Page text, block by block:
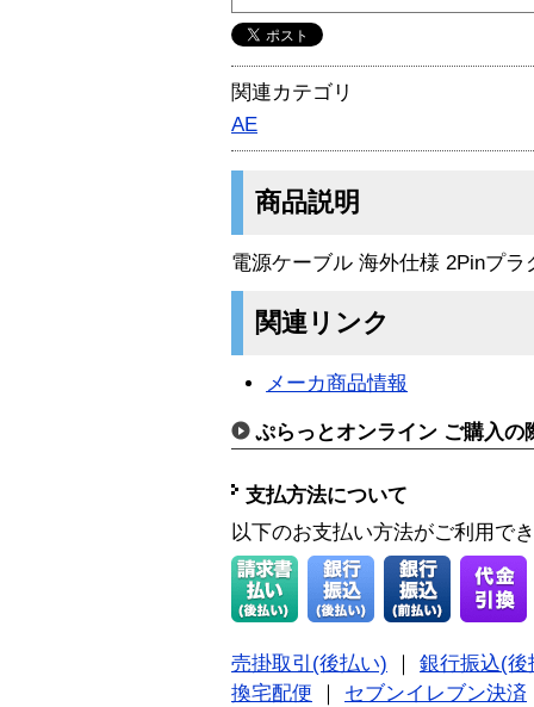
関連カテゴリ
AE
商品説明
電源ケーブル 海外仕様 2Pinプ
関連リンク
メーカ商品情報
ぷらっとオンライン ご購入の
支払方法について
以下のお支払い方法がご利用で
売掛取引(後払い)
銀行振込(後
換宅配便
セブンイレブン決済